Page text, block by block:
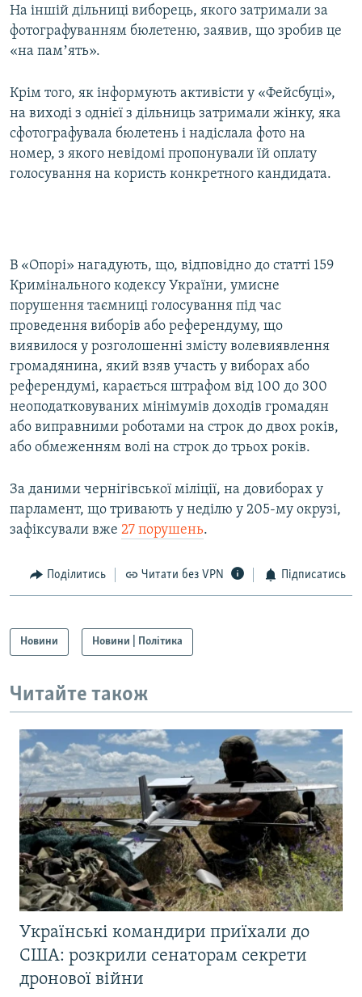
На іншій дільниці виборець, якого затримали за
фотографуванням бюлетеню, заявив, що зробив це
«на памʼять».
Крім того, як інформують активісти у «Фейсбуці»,
на виході з однієї з дільниць затримали жінку, яка
сфотографувала бюлетень і надіслала фото на
номер, з якого невідомі пропонували їй оплату
голосування на користь конкретного кандидата.
В «Опорі» нагадують, що, відповідно до статті 159
Кримінального кодексу України, умисне
порушення таємниці голосування під час
проведення виборів або референдуму, що
виявилося у розголошенні змісту волевиявлення
громадянина, який взяв участь у виборах або
референдумі, карається штрафом від 100 до 300
неоподатковуваних мінімумів доходів громадян
або виправними роботами на строк до двох років,
або обмеженням волі на строк до трьох років.
За даними чернігівської міліції, на довиборах у
парламент, що тривають у неділю у 205-му окрузі,
зафіксували вже 27 порушень.
Поділитись Читати без VPN Підписатись
Новини Новини | Політика
Читайте також
Українські командири приїхали до
США: розкрили сенаторам секрети
дронової війни